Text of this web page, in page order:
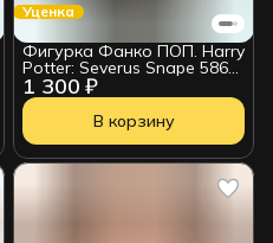
Уценка
1 300 ₽
Фигурка Фанко ПОП. Harry
Potter: Severus Snape 5862
Уценка
В корзину